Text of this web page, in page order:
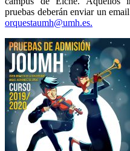
pruebas deberán enviar un
orquestaumh@umh.es.